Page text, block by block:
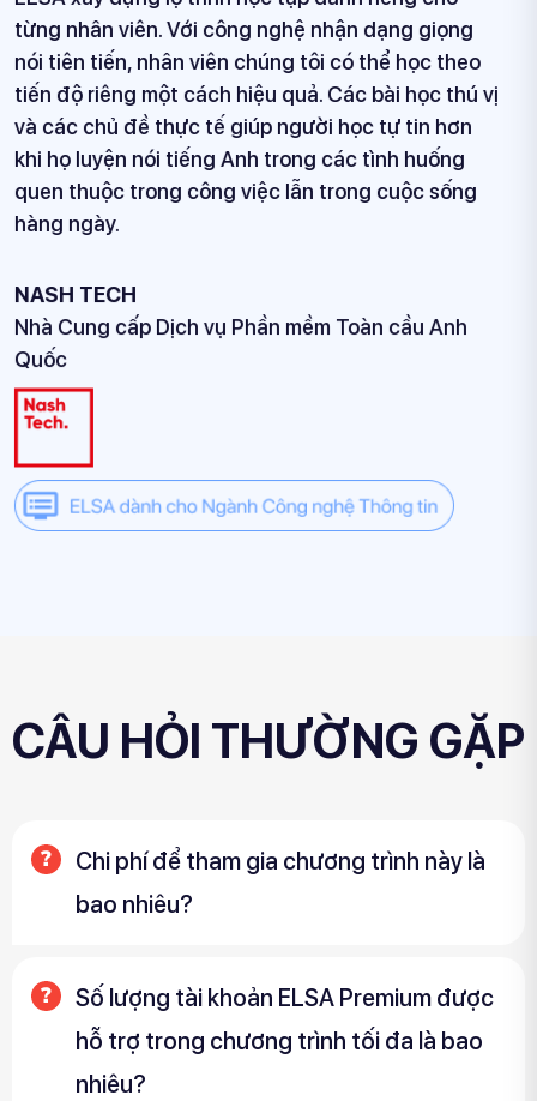
bước đi không thể mang tính chiến lược hơn vì nó
kết hợp giữa cách tiếp cận "con người là ưu tiên
hàng đầu” và mục tiêu công hệ hóa của chúng tôi.
Việc áp dụng ELSA sẽ không chỉ giúp chúng tôi cải
thiện khả năng phát âm tiếng Anh mà còn nâng
cao tính tương tác của nhân viên.
Phó Chủ tịch tập đoàn HuaLi Industrial Group - Bộ
phận nhãn hàng Nike
CÂU HỎI THƯỜNG GẶP
Chi phí để tham gia chương trình này là
bao nhiêu?
Số lượng tài khoản ELSA Premium được
hỗ trợ trong chương trình tối đa là bao
nhiêu?